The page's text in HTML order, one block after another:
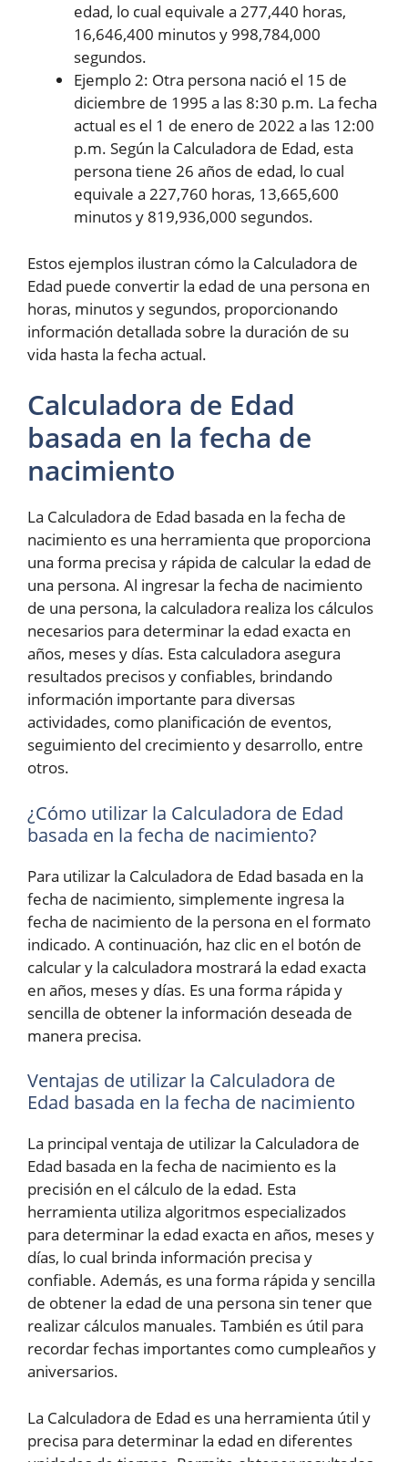
edad, lo cual equivale a 277,440 horas,
16,646,400 minutos y 998,784,000
segundos.
Ejemplo 2: Otra persona nació el 15 de
diciembre de 1995 a las 8:30 p.m. La fecha
actual es el 1 de enero de 2022 a las 12:00
p.m. Según la Calculadora de Edad, esta
persona tiene 26 años de edad, lo cual
equivale a 227,760 horas, 13,665,600
minutos y 819,936,000 segundos.
Estos ejemplos ilustran cómo la Calculadora de
Edad puede convertir la edad de una persona en
horas, minutos y segundos, proporcionando
información detallada sobre la duración de su
vida hasta la fecha actual.
Calculadora de Edad
basada en la fecha de
nacimiento
La Calculadora de Edad basada en la fecha de
nacimiento es una herramienta que proporciona
una forma precisa y rápida de calcular la edad de
una persona. Al ingresar la fecha de nacimiento
de una persona, la calculadora realiza los cálculos
necesarios para determinar la edad exacta en
años, meses y días. Esta calculadora asegura
resultados precisos y confiables, brindando
información importante para diversas
actividades, como planificación de eventos,
seguimiento del crecimiento y desarrollo, entre
otros.
¿Cómo utilizar la Calculadora de Edad
basada en la fecha de nacimiento?
Para utilizar la Calculadora de Edad basada en la
fecha de nacimiento, simplemente ingresa la
fecha de nacimiento de la persona en el formato
indicado. A continuación, haz clic en el botón de
calcular y la calculadora mostrará la edad exacta
en años, meses y días. Es una forma rápida y
sencilla de obtener la información deseada de
manera precisa.
Ventajas de utilizar la Calculadora de
Edad basada en la fecha de nacimiento
La principal ventaja de utilizar la Calculadora de
Edad basada en la fecha de nacimiento es la
precisión en el cálculo de la edad. Esta
herramienta utiliza algoritmos especializados
para determinar la edad exacta en años, meses y
días, lo cual brinda información precisa y
confiable. Además, es una forma rápida y sencilla
de obtener la edad de una persona sin tener que
realizar cálculos manuales. También es útil para
recordar fechas importantes como cumpleaños y
aniversarios.
La Calculadora de Edad es una herramienta útil y
precisa para determinar la edad en diferentes